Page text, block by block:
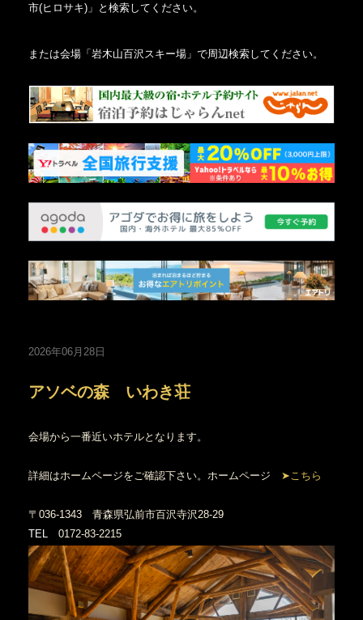
市(ヒロサキ)」と検索してください。
または会場「岩木山百沢スキー場」で周辺検索してください。
2026年06月28日
アソベの森 いわき荘
会場から一番近いホテルとなります。
詳細はホームページをご確認下さい。ホームページ ➤こちら
〒036-1343 青森県弘前市百沢寺沢28-29
TEL 0172-83-2215